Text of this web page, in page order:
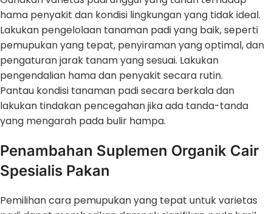
hama penyakit dan kondisi lingkungan yang tidak ideal.
Lakukan pengelolaan tanaman padi yang baik, seperti
pemupukan yang tepat, penyiraman yang optimal, dan
pengaturan jarak tanam yang sesuai. Lakukan
pengendalian hama dan penyakit secara rutin.
Pantau kondisi tanaman padi secara berkala dan
lakukan tindakan pencegahan jika ada tanda-tanda
yang mengarah pada bulir hampa.
Penambahan Suplemen Organik Cair
Spesialis Pakan
Pemilihan cara pemupukan yang tepat untuk varietas